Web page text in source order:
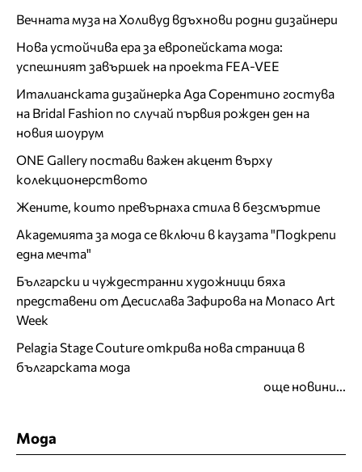
Вечната муза на Холивуд вдъхнови родни дизайнери
Нова устойчива ера за европейската мода:
успешният завършек на проекта FEA-VEE
Италианската дизайнерка Ада Сорентино гостува
на Bridal Fashion по случай първия рожден ден на
новия шоурум
ONE Gallery постави важен акцент върху
колекционерството
Жените, които превърнаха стила в безсмъртие
Академията за мода се включи в каузата "Подкрепи
една мечта"
Български и чуждестранни художници бяха
представени от Десислава Зафирова на Monaco Art
Week
Pelagia Stage Couture открива нова страница в
българската мода
още новини...
Мода